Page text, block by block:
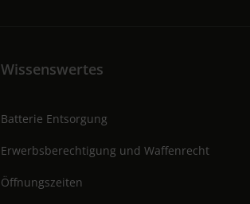
Wissenswertes
Batterie Entsorgung
Erwerbsberechtigung und Waffenrecht
Öffnungszeiten